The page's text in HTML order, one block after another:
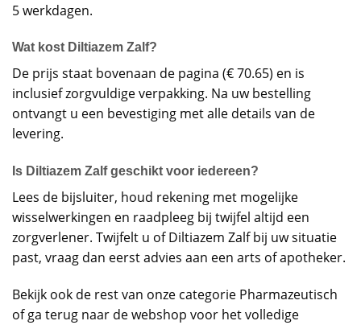
5 werkdagen.
Wat kost Diltiazem Zalf?
De prijs staat bovenaan de pagina (€ 70.65) en is
inclusief zorgvuldige verpakking. Na uw bestelling
ontvangt u een bevestiging met alle details van de
levering.
Is Diltiazem Zalf geschikt voor iedereen?
Lees de bijsluiter, houd rekening met mogelijke
wisselwerkingen en raadpleeg bij twijfel altijd een
zorgverlener. Twijfelt u of Diltiazem Zalf bij uw situatie
past, vraag dan eerst advies aan een arts of apotheker.
Bekijk ook de rest van onze categorie Pharmazeutisch
of ga terug naar dewebshop voor het volledige